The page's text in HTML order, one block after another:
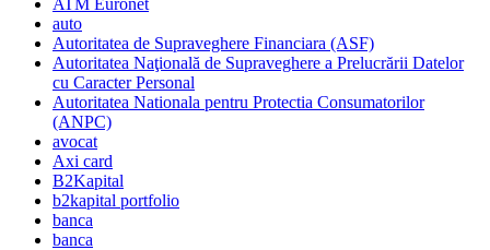
ATM Euronet
auto
Autoritatea de Supraveghere Financiara (ASF)
Autoritatea Naţională de Supraveghere a Prelucrării Datelor
cu Caracter Personal
Autoritatea Nationala pentru Protectia Consumatorilor
(ANPC)
avocat
Axi card
B2Kapital
b2kapital portfolio
banca
banca